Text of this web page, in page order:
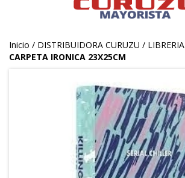
Inicio / DISTRIBUIDORA CURUZU / LIBRERIA
CARPETA IRONICA 23X25CM